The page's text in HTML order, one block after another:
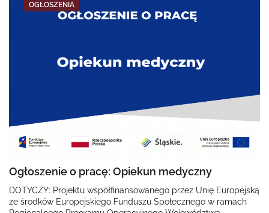
OGŁOSZENIA
Ogłoszenie o pracę: Opiekun medyczny
DOTYCZY: Projektu współfinansowanego przez Unię Europejską
ze środków Europejskiego Funduszu Społecznego w ramach